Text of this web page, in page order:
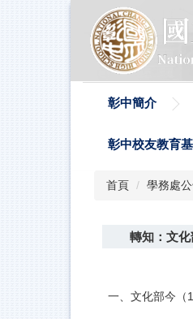
彰中簡介
彰中校友教育
首頁 學務處
轉知：文化
一、文化部今（